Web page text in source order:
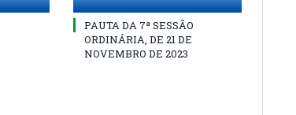
PAUTA DA 7ª SESSÃO
ORDINÁRIA, DE 21 DE
NOVEMBRO DE 2023